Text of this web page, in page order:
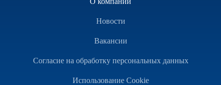
Новости
Вакансии
Согласие на обработку персональных данных
Использование Cookie